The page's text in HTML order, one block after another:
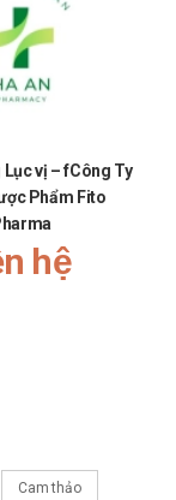
vị – fCông Ty
Phẩm Fito
hệ
Cam thảo